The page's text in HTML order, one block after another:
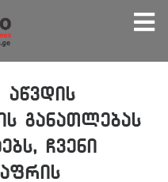
აწვდის
განათლებას
ჩვენი